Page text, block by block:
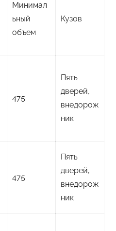
Минимал
ьный
объем
Кузов
475
Пять
дверей,
внедорож
ник
475
Пять
дверей,
внедорож
ник